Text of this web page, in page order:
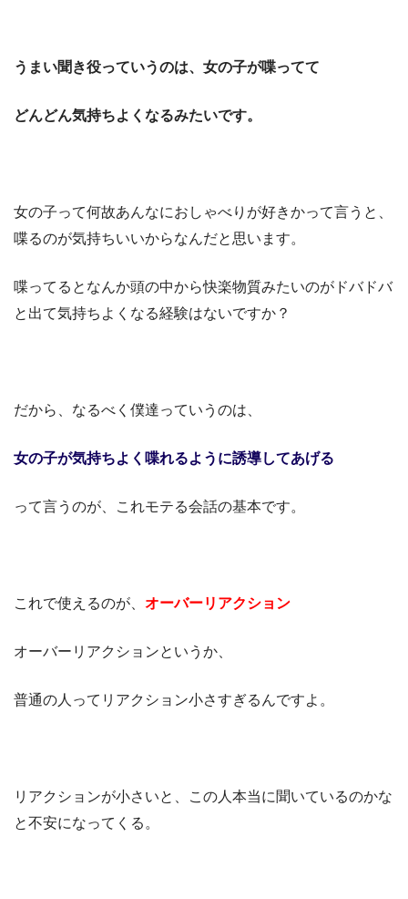
うまい聞き役っていうのは、女の子が喋ってて
どんどん気持ちよくなるみたいです。
女の子って何故あんなにおしゃべりが好きかって言うと、
喋るのが気持ちいいからなんだと思います。
喋ってるとなんか頭の中から快楽物質みたいのがドバドバ
と出て気持ちよくなる経験はないですか？
だから、なるべく僕達っていうのは、
女の子が気持ちよく喋れるように誘導してあげる
って言うのが、これモテる会話の基本です。
これで使えるのが、 オーバーリアクション
オーバーリアクションというか、
普通の人ってリアクション小さすぎるんですよ。
リアクションが小さいと、この人本当に聞いているのかな
と不安になってくる。